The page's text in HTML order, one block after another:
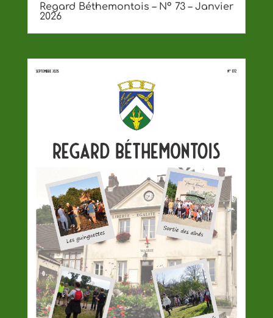
Regard Béthemontois – Nº 73 – Janvier
2026